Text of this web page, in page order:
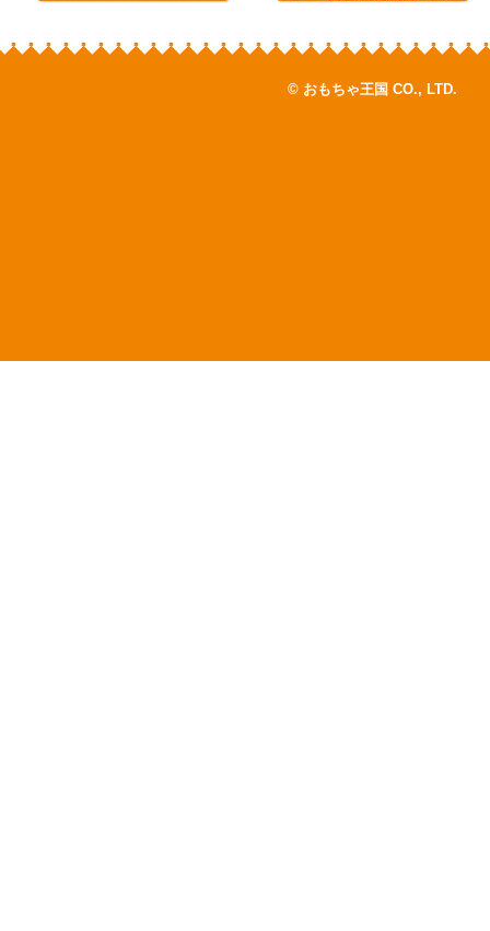
© おもちゃ王国 CO., LTD.